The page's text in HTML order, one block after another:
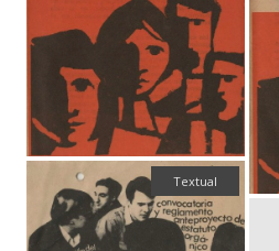
Textual